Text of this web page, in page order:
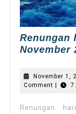
Renungan
November
November 1,
Comment
Renungan